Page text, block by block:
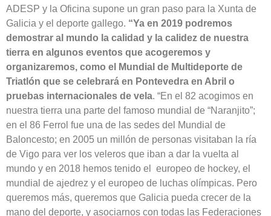
ADESP y la Oficina supone un gran paso para la Xunta de
Galicia y el deporte gallego. “Ya en 2019 podremos
demostrar al mundo la calidad y la calidez de nuestra
tierra en algunos eventos que acogeremos y
organizaremos, como el Mundial de Multideporte de
Triatlón que se celebrará en Pontevedra en Abril o
pruebas internacionales de vela. “En el 82 acogimos en
nuestra tierra una parte del famoso mundial de “Naranjito”;
en el 86 Ferrol fue una de las sedes del Mundial de
Baloncesto; en 2005 un millón de personas visitaban la ría
de Vigo para ver los veleros que iban a dar la vuelta al
mundo y en 2018 hemos tenido el europeo de hockey, el
mundial de ajedrez y el europeo de luchas olímpicas. Pero
queremos más, queremos que Galicia pueda crecer de la
mano del deporte, y asociarnos con todas las Federaciones